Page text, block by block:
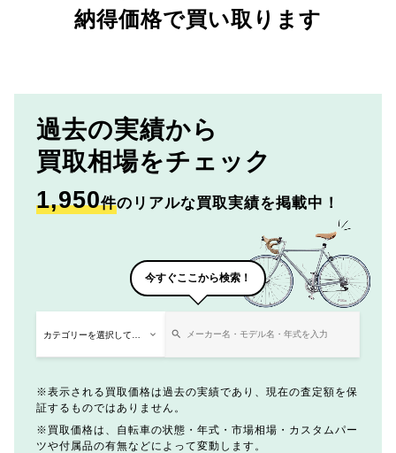
納得価格で買い取ります
過去の実績から
買取相場をチェック
1,950件のリアルな買取実績を掲載中！
今すぐここから検索！
表示される買取価格は過去の実績であり、現在の査定額を保
証するものではありません。
買取価格は、自転車の状態・年式・市場相場・カスタムパー
ツや付属品の有無などによって変動します。